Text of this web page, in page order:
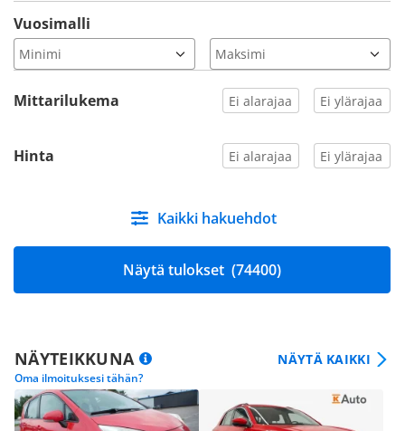
Vuosimalli
Mittarilukema
Hinta
Kaikki hakuehdot
Näytä tulokset (74400)
NÄYTEIKKUNA
Oma ilmoituksesi tähän?
NÄYTÄ KAIKKI